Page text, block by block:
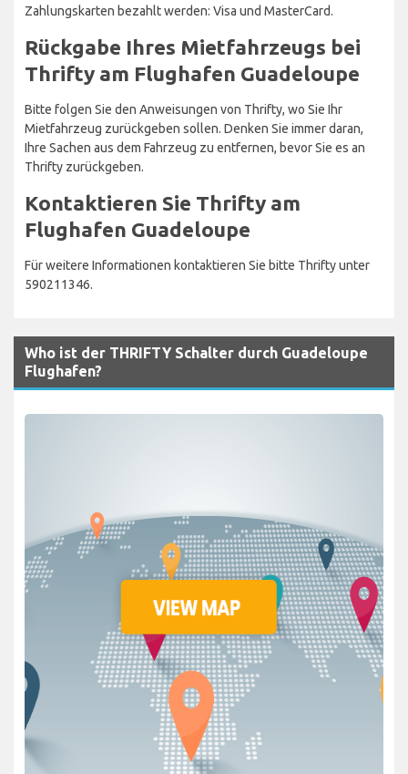
Zahlungskarten bezahlt werden: Visa und MasterCard.
Rückgabe Ihres Mietfahrzeugs bei
Thrifty am Flughafen Guadeloupe
Bitte folgen Sie den Anweisungen von Thrifty, wo Sie Ihr
Mietfahrzeug zurückgeben sollen. Denken Sie immer daran,
Ihre Sachen aus dem Fahrzeug zu entfernen, bevor Sie es an
Thrifty zurückgeben.
Kontaktieren Sie Thrifty am
Flughafen Guadeloupe
Für weitere Informationen kontaktieren Sie bitte Thrifty unter
590211346.
Who ist der THRIFTY Schalter durch Guadeloupe
Flughafen?